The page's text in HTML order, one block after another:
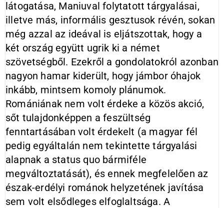
látogatása, Maniuval folytatott tárgyalásai,
illetve más, informális gesztusok révén, sokan
még azzal az ideával is eljátszottak, hogy a
két ország együtt ugrik ki a német
szövetségből. Ezekről a gondolatokról azonban
nagyon hamar kiderült, hogy jámbor óhajok
inkább, mintsem komoly plánumok.
Romániának nem volt érdeke a közös akció,
sőt tulajdonképpen a feszültség
fenntartásában volt érdekelt (a magyar fél
pedig egyáltalán nem tekintette tárgyalási
alapnak a status quo bármiféle
megváltoztatását), és ennek megfelelően az
észak-erdélyi románok helyzetének javítása
sem volt elsődleges elfoglaltsága. A